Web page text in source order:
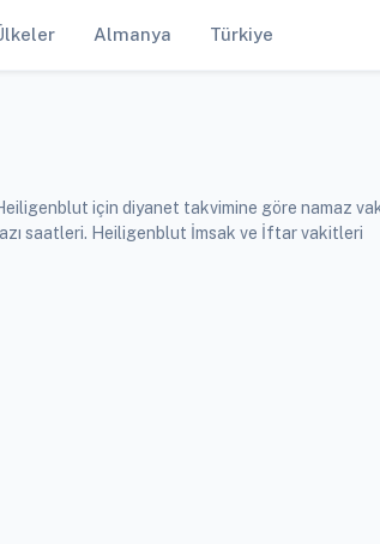
Almanya Türkiye
için diyanet takvimine göre namaz
saatleri. Heiligenblut İmsak ve İftar vakitleri